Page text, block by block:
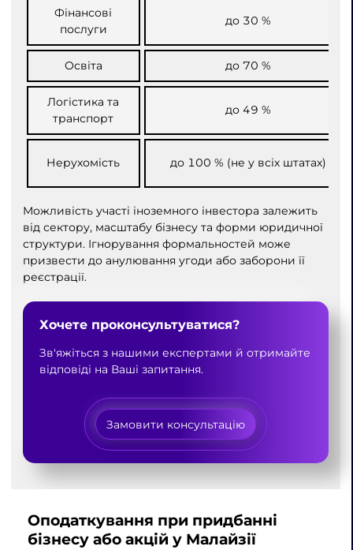
Фінансові
послуги
до 30 %
Освіта до 70 %
Логістика та
транспорт
до 49 %
Нерухомість до 100 % (не у всіх штатах)
Можливість участі іноземного інвестора залежить
від сектору, масштабу бізнесу та форми юридичної
структури. Ігнорування формальностей може
призвести до анулювання угоди або заборони її
реєстрації.
Хочете проконсультуватися?
Зв'яжіться з нашими експертами й отримайте
відповіді на Ваші запитання.
Замовити консультацію
Оподаткування при придбанні
бізнесу або акцій у Малайзії